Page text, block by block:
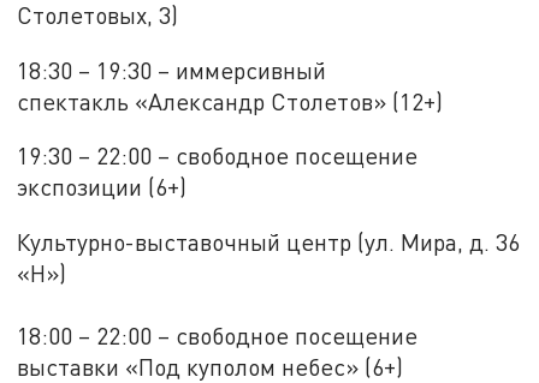
Столетовых, 3)
18:30 – 19:30 – иммерсивный
спектакль «Александр Столетов» (12+)
19:30 – 22:00 – свободное посещение
экспозиции (6+)
Культурно-выставочный центр (ул. Мира, д. 36
«Н»)
18:00 – 22:00 – свободное посещение
выставки «Под куполом небес» (6+)